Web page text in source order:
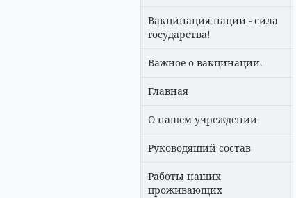
Вакцинация нации - сила
государства!
Важное о вакцинации.
Главная
О нашем учреждении
Руководящий состав
Работы наших
проживающих